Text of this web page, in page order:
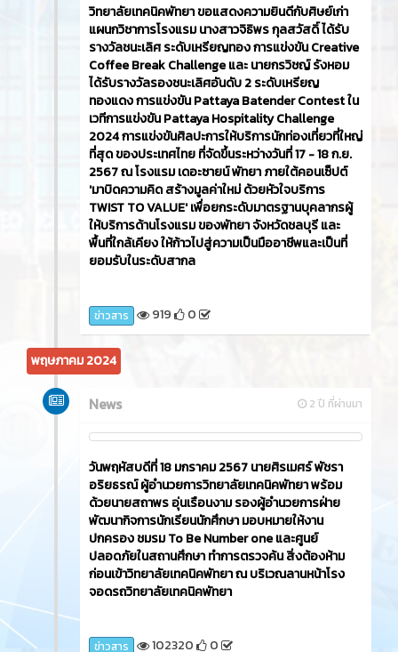
วิทยาลัยเทคนิคพัทยา ขอแสดงความยินดีกับศิษย์เก่า
แผนกวิชาการโรงแรม นางสาวจิธิพร กุลสวัสดิ์ ได้รับ
รางวัลชนะเลิศ ระดับเหรียญทอง การแข่งขัน Creative
Coffee Break Challenge และ นายกรวิชญ์ รังหอม
ได้รับรางวัลรองชนะเลิศอันดับ 2 ระดับเหรียญ
ทองแดง การแข่งขัน Pattaya Batender Contest ใน
เวทีการแข่งขัน Pattaya Hospitality Challenge
2024 การแข่งขันศิลปะการให้บริการนักท่องเที่ยวที่ใหญ่
ที่สุด ของประเทศไทย ที่จัดขึ้นระหว่างวันที่ 17 - 18 ก.ย.
2567 ณ โรงแรม เดอะซายน์ พัทยา ภายใต้คอนเซ็ปต์
'มาบิดความคิด สร้างมูลค่าใหม่ ด้วยหัวใจบริการ
TWIST TO VALUE' เพื่อยกระดับมาตรฐานบุคลากรผู้
ให้บริการด้านโรงแรม ของพัทยา จังหวัดชลบุรี และ
พื้นที่ใกล้เคียง ให้ก้าวไปสู่ความเป็นมืออาชีพและเป็นที่
ยอมรับในระดับสากล
ข่าวสาร 919 0
พฤษภาคม 2024
2 ปี ที่ผ่านมา
News
วันพฤหัสบดีที่ 18 มกราคม 2567 นายศิรเมศร์ พัชรา
อริยธรณ์ ผู้อำนวยการวิทยาลัยเทคนิคพัทยา พร้อม
ด้วยนายสถาพร อุ่นเรือนงาม รองผู้อำนวยการฝ่าย
พัฒนากิจการนักเรียนนักศึกษา มอบหมายให้งาน
ปกครอง ชมรม To Be Number one และศูนย์
ปลอดภัยในสถานศึกษา ทำการตรวจค้น สิ่งต้องห้าม
ก่อนเข้าวิทยาลัยเทคนิคพัทยา ณ บริเวณลานหน้าโรง
จอดรถวิทยาลัยเทคนิคพัทยา
ข่าวสาร 102320 0